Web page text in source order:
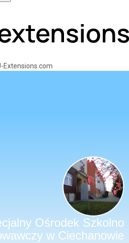
Extensions.com
Ośrodek Szkolno
w Ciechanowie